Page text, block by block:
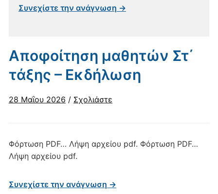
Συνεχίστε την ανάγνωση →
Αποφοίτηση μαθητών Στ΄
τάξης – Εκδήλωση
28 Μαΐου 2026 / Σχολιάστε
Φόρτωση PDF… Λήψη αρχείου pdf. Φόρτωση PDF…
Λήψη αρχείου pdf.
Συνεχίστε την ανάγνωση →